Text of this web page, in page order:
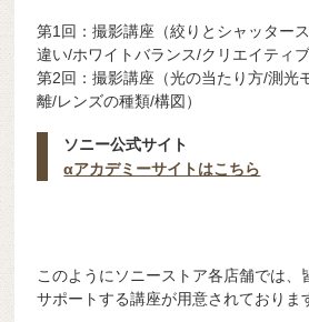
第1回：撮影講座（絞りとシャッター
違い/ホワイトバランス/クリエイティブ
第2回：撮影講座（光の当たり方/測光
離/レンズの種類/構図）
ソニー公式サイト
αアカデミーサイトはこちら
このようにソニーストア各店舗では、
サポートする講座が用意されておりま